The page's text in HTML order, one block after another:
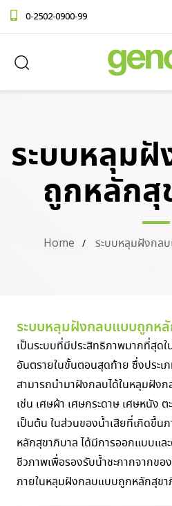
0-2502-0900-99
ระบบหลุม
ถูกหลักสุ
Home ระบบหลุมฝังกล
ระบบหลุมฝังกลบแบบถูกห
เป็นระบบที่มีประสิทธิภาพมากที่สุดใ
อันตรายในขั้นตอนสุดท้าย ซึ่งประเ
สามารถนำมาฝังกลบได้ในหลุมฝัง
เช่น เศษผ้า เศษกระดาษ เศษหนัง
เป็นต้น ในส่วนของน้ำเสียที่เกิดขึ้
หลักสุขาภิบาล ได้มีการออกแบบแล
ชีวภาพเพื่อรองรับน้ำชะกากจากขอ
ภายในหลุมฝังกลบแบบถูกหลักสุขา